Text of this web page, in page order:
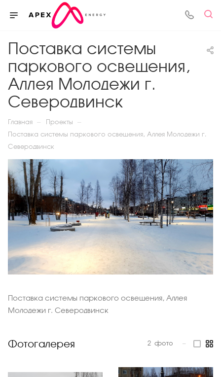
Поставка системы
паркового освещения,
Аллея Молодежи г.
Северодвинск
Главная — Проекты —
Поставка системы паркового освещения, Аллея Молодежи г.
Северодвинск
Поставка системы паркового освещения, Аллея
Молодежи г. Северодвинск
Фотогалерея 2 фото —